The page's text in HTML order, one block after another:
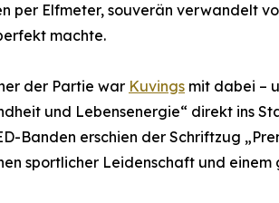
per Elfmeter, souverän verwandelt
machte.
der Partie war Kuvings mit dabei –
und Lebensenergie“ direkt ins
Banden erschien der Schriftzug
sportlicher Leidenschaft und einem